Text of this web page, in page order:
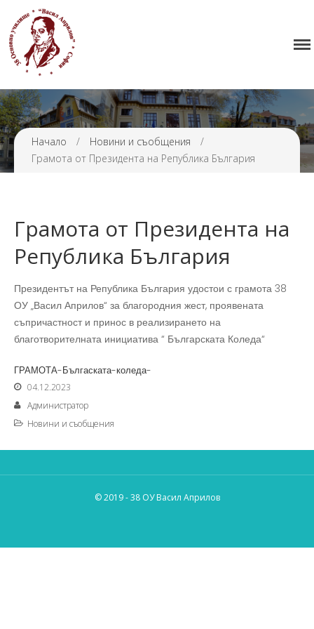
Нормативна уредба
Прием
Проекти и дейности
Седмично разписание
Начало / Новини и съобщения
/
Грамота от Президента на Република България
Грамота от Президента на
Република България
Президентът на Република България удостои с грамота 38
ОУ „Васил Априлов“ за благородния жест, проявената
съпричастност и принос в реализирането на
благотворителната инициатива “ Българската Коледа“
ГРАМОТА-Бългаската-коледа-
04.12.2023
Администратор
Новини и съобщения
© 2019 - 38 ОУ Васил Априлов